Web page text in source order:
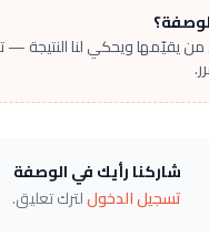
يقيّمها ويحكي لنا النتيجة
شاركنا رأيك في الوصفة
تسجيل الدخوللترك تعليق.